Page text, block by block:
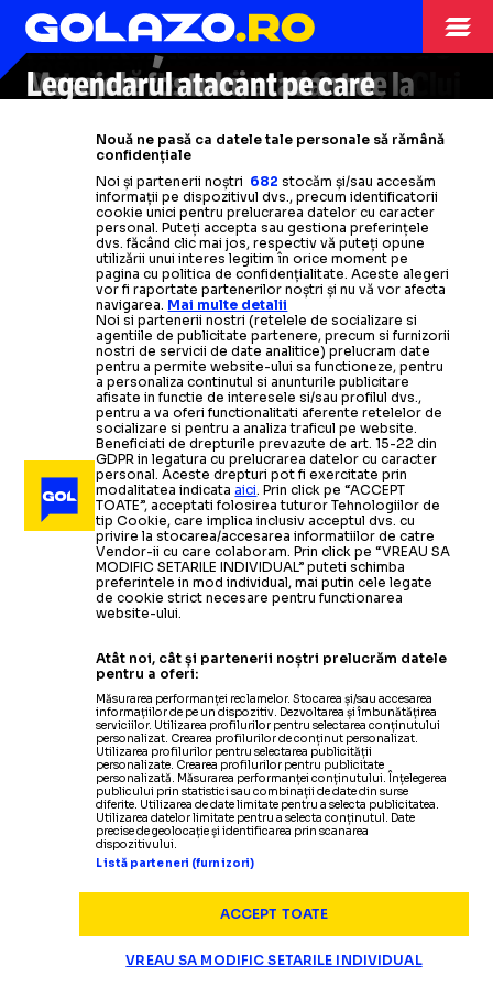
MARIO BALOTELLI
trăite în Emiratele Arabe Unite:
„Nu mă așteptam să mi se
întâmple asta aici”
Citește mai mult
Mario Balotelli,impresionat de
fostul său coleg: „Este un atu
pentru Inter”
Citește mai mult
Atacantul italian ar fi semnat cu o
echipă dinEmiratele Arabe Unite,
de la Genoa
Citește mai mult
BALOTELLI
Apariția atacantului de la CFR Cluj
rebelul italian
Citește mai mult
PENTRU BALOTELLI
Dat afară de echipa lui Șucu,
+ Ce contracti-arfi oferit arabii
Citește mai mult
REACȚIE ACIDĂ
Mesajele fostului atacant de la
pe Patrick Vieira
Citește mai mult
BALOTELLI A ALES
Legendarul atacant pe care
decât el
Citește mai mult
CAMPIONATE
„GENOA NUM-ARESPECTAT” Balotellis-adespărțit
de echipa lui Dan Șucu șin-ascăpat nimeni de furia
lui: „Spuneți adevărul!”
CAMPIONATE 26.05.2025
„AM FĂCUT O MARE GREȘEALĂ” Mario Balotelli
că a semnat cu echipa lui Dan Șucu: „Puteam
face mai mult, dar sunt fericit”
BALOTELLI, AMENINȚĂTOR
Italianul de la Genoa,
mesaj misterios: „Așa poate ar înțelege cu adevărat
ce înseamnălipsa de respect”
STRANIERI 24.01.2025
ATACANT ROMÂN
LA GENOA?
Înlocuitor pentruMario Balotelli!
Ce scrie Gazzetta dello Sport
Citește mai mult
CAMPIONATE 21.01.2025
GENOA NU SCAPĂ
DE BALOTELLI
Atacantul contraatacă după ce
clubul condus de Dan Șucul-a
exilat:„Nu mai inventați”
Citește mai mult
CAMPIONATE
explicat de ce nu joacă la Genoa: „Preciez asta din
GENOA A DAT
CAMPIONATE 28.10.2024
Nouă ne pasă ca datele tale personale să rămână
confidențiale
Noi și partenerii noștri 682 stocăm și/sau accesăm
informații pe dispozitivul dvs., precum identificatorii
cookie unici pentru prelucrarea datelor cu caracter
personal. Puteți accepta sau gestiona preferințele
dvs. făcând clic mai jos, respectiv vă puteți opune
utilizării unui interes legitim în orice moment pe
pagina cu politica de confidențialitate. Aceste alegeri
vor fi raportate partenerilor noștri și nu vă vor afecta
navigarea. Mai multe detalii
Noi si partenerii nostri (retelele de socializare si
agentiile de publicitate partenere, precum si furnizorii
nostri de servicii de date analitice) prelucram date
pentru a permite website-ului sa functioneze, pentru
a personaliza continutul si anunturile publicitare
afisate in functie de interesele si/sau profilul dvs.,
pentru a va oferi functionalitati aferente retelelor de
socializare si pentru a analiza traficul pe website.
Beneficiati de drepturile prevazute de art. 15-22 din
GDPR in legatura cu prelucrarea datelor cu caracter
personal. Aceste drepturi pot fi exercitate prin
modalitatea indicataaici . Prin click pe “ACCEPT
TOATE”, acceptati folosirea tuturor Tehnologiilor de
tip Cookie, care implica inclusiv acceptul dvs. cu
privire la stocarea/accesarea informatiilor de catre
Vendor-ii cu care colaboram. Prin click pe “VREAU SA
MODIFIC SETARILE INDIVIDUAL” puteti schimba
preferintele in mod individual, mai putin cele legate
de cookie strict necesare pentru functionarea
website-ului.
Atât noi, cât și partenerii noștri prelucrăm datele
pentru a oferi:
Măsurarea performanței reclamelor. Stocarea și/sau accesarea
informațiilor de pe un dispozitiv. Dezvoltarea și îmbunătățirea
serviciilor. Utilizarea profilurilor pentru selectarea conținutului
personalizat. Crearea profilurilor de conținut personalizat.
Utilizarea profilurilor pentru selectarea publicității
personalizate. Crearea profilurilor pentru publicitate
personalizată. Măsurarea performanței conținutului. Înțelegerea
publicului prin statistici sau combinații de date din surse
diferite. Utilizarea de date limitate pentru a selecta publicitatea.
Utilizarea datelor limitate pentru a selecta conținutul. Date
precise de geolocație și identificarea prin scanarea
dispozitivului.
Listă parteneri (furnizori)
ACCEPT TOATE
VREAU SA MODIFIC SETARILE INDIVIDUAL